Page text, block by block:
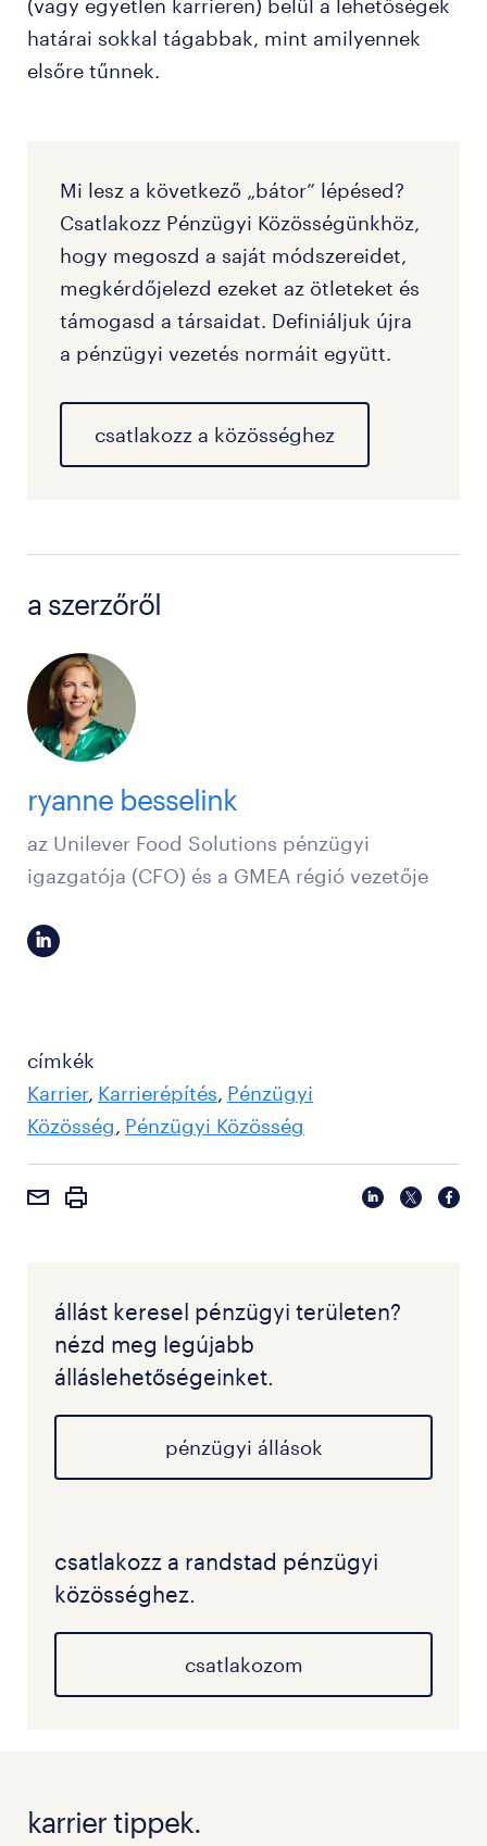
(vagy egyetlen karrieren) belül a lehetőségek
határai sokkal tágabbak, mint amilyennek
elsőre tűnnek.
Mi lesz a következő „bátor” lépésed?
Csatlakozz Pénzügyi Közösségünkhöz,
hogy megoszd a saját módszereidet,
megkérdőjelezd ezeket az ötleteket és
támogasd a társaidat. Definiáljuk újra
a pénzügyi vezetés normáit együtt.
csatlakozz a közösséghez
a szerzőről
ryanne besselink
az Unilever Food Solutions pénzügyi
igazgatója (CFO) és a GMEA régió vezetője
címkék
Karrier Karrierépítés Pénzügyi
Közösség Pénzügyi Közösség
állást keresel pénzügyi területen?
nézd meg legújabb
álláslehetőségeinket.
pénzügyi állások
csatlakozz a randstad pénzügyi
közösséghez.
csatlakozom
karrier tippek.